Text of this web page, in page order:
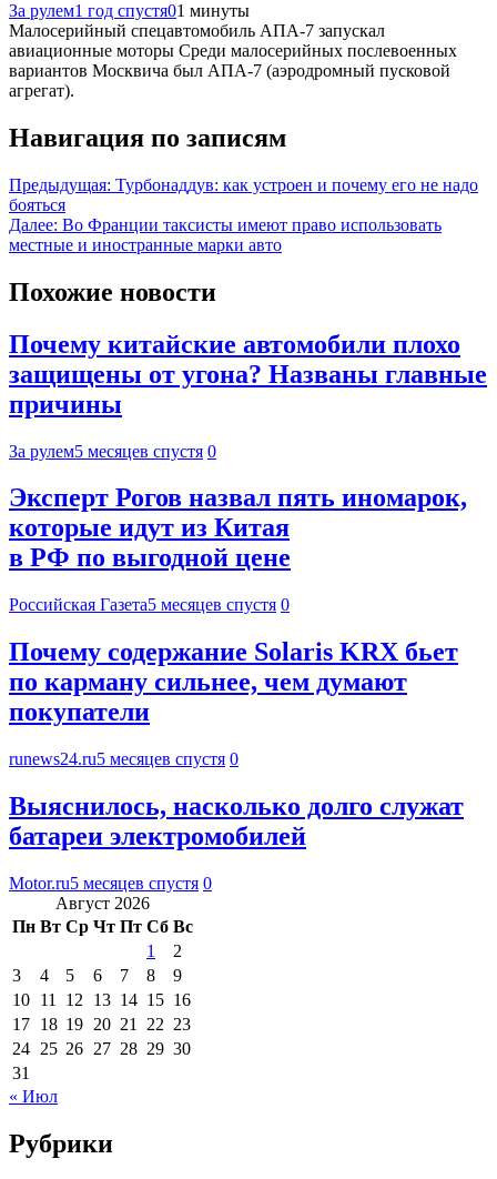
За рулем1 год спустя01 минуты
Малосерийный спецавтомобиль АПА-7 запускал
авиационные моторы Среди малосерийных послевоенных
вариантов Москвича был АПА‑7 (аэродромный пусковой
агрегат).
Навигация по записям
Предыдущая: Турбонаддув: как устроен и почему его не надо
бояться
Далее: Во Франции таксисты имеют право использовать
местные и иностранные марки авто
Похожие новости
Почему китайские автомобили плохо
защищены от угона? Названы главные
причины
За рулем5 месяцев спустя 0
Эксперт Рогов назвал пять иномарок,
которые идут из Китая
в РФ по выгодной цене
Российская Газета5 месяцев спустя 0
Почему содержание Solaris KRX бьет
по карману сильнее, чем думают
покупатели
runews24.ru5 месяцев спустя 0
Выяснилось, насколько долго служат
батареи электромобилей
Motor.ru5 месяцев спустя 0
Август 2026
Пн Вт Ср Чт Пт Сб Вс
1
2
3
4 5 6 7 8
9
10 11 12 13 14 15 16
17 18 19 20 21 22 23
24 25 26 27 28 29 30
31
« Июл
Рубрики